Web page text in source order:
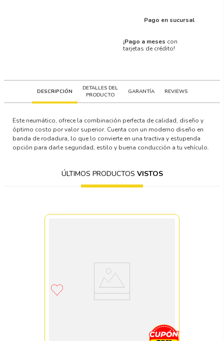
Pago en sucursal
¡Pago a meses con
tarjetas de crédito!
DESCRIPCIÓN
DETALLES DEL
PRODUCTO
GARANTÍA REVIEWS
Este neumático, ofrece la combinación perfecta de calidad, diseño y
óptimo costo por valor superior. Cuenta con un moderno diseño en
banda de rodadura, lo que lo convierte en una tractiva y estupenda
opción para darle seguridad, estilo y buena conducción a tu vehículo.
ÚLTIMOS PRODUCTOS VISTOS